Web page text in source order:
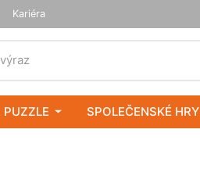
Kariéra
PUZZLE SPOLEČENSKÉ HRY